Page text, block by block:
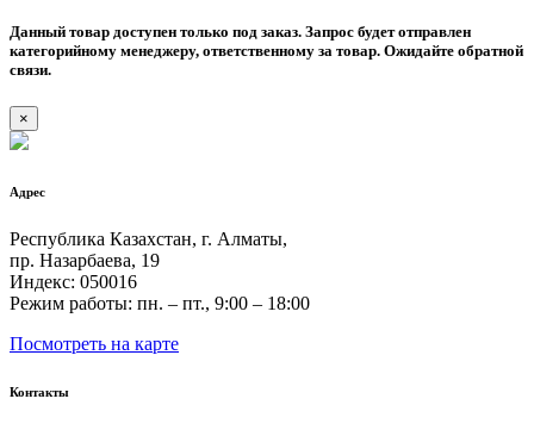
Данный товар доступен только под заказ. Запрос будет отправлен
категорийному менеджеру, ответственному за товар. Ожидайте обратной
связи.
×
Адрес
Республика Казахстан, г. Алматы,
пр. Назарбаева, 19
Индекс: 050016
Режим работы: пн. – пт., 9:00 – 18:00
Посмотреть на карте
Контакты